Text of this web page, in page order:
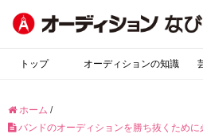
トップ オーディションの知識
ホーム /
バンドのオーディションを勝ち抜くため